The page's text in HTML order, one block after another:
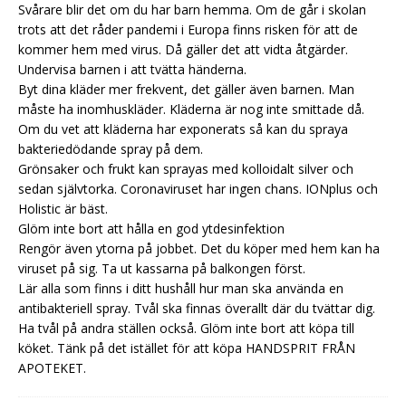
Svårare blir det om du har barn hemma. Om de går i skolan
trots att det råder pandemi i Europa finns risken för att de
kommer hem med virus. Då gäller det att vidta åtgärder.
Undervisa barnen i att tvätta händerna.
Byt dina kläder mer frekvent, det gäller även barnen. Man
måste ha inomhuskläder. Kläderna är nog inte smittade då.
Om du vet att kläderna har exponerats så kan du spraya
bakteriedödande spray på dem.
Grönsaker och frukt kan sprayas med kolloidalt silver och
sedan självtorka. Coronaviruset har ingen chans. IONplus och
Holistic är bäst.
Glöm inte bort att hålla en god ytdesinfektion
Rengör även ytorna på jobbet. Det du köper med hem kan ha
viruset på sig. Ta ut kassarna på balkongen först.
Lär alla som finns i ditt hushåll hur man ska använda en
antibakteriell spray. Tvål ska finnas överallt där du tvättar dig.
Ha tvål på andra ställen också. Glöm inte bort att köpa till
köket. Tänk på det istället för att köpa HANDSPRIT FRÅN
APOTEKET.